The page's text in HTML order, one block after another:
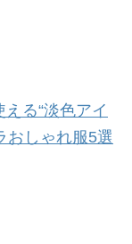
る“淡色アイ
おしゃれ服5選